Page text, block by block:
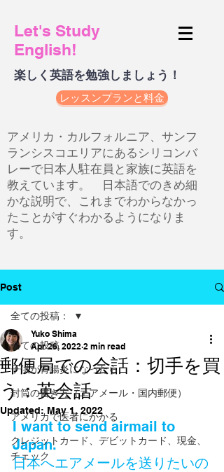
Let's Study
English!
楽しく英語を勉強しましょう！
レッスンプランと料金
アメリカ・カルフォルニア、サンフ
ランシスコエリアにあるシリコンバ
レーで日本人駐在員と家族に英語を
教えています。 日本語でのきめ細
かな説明で、これまでわからなかっ
たことがすぐわかるようになりま
す。
Post
全ての投稿：
子供が胃腸炎になったら
封筒の書き方（エアメール・国内郵便）
アメリカで医者にかかる
クレジットカード、デビットカード、現金、
チェック
全ての投稿：
郵便局での会話：切手を買
う：英会話
Yuko Shima
Apr 26, 2022 2 min read
Updated: May 1, 2022
I want to send airmail to
Japan.
日本へエアメールを送りたいの